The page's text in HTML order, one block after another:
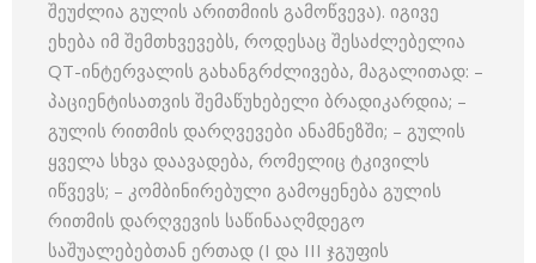
შეუძლია გულის არითმიის გამოწვევა). იგივე
ეხება იმ შემთხვევებს, როდესაც შესაძლებელია
QT-ინტერვალის გახანგრძლივება, მაგალითად: –
პაციენტისათვის შემაწუხებელი ბრადიკარდია; –
გულის რითმის დარღვევები ანამნეზში; – გულის
ყველა სხვა დაავადება, რომელიც ტკივილს
იწვევს; – კომბინირებული გამოყენება გულის
რითმის დარღვევის საწინააღმდეგო
საშუალებებთან ერთად (I და III ჯგუფის